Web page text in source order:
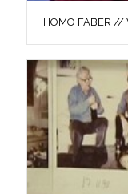
HOMO FABER //